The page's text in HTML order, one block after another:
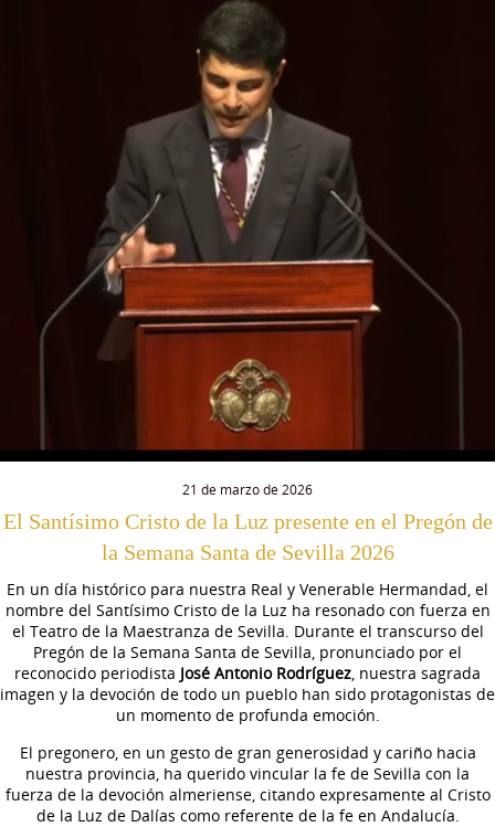
21 de marzo de 2026
El Santísimo Cristo de la Luz presente en el Pregón de
la Semana Santa de Sevilla 2026
En un día histórico para nuestra Real y Venerable Hermandad, el
nombre del Santísimo Cristo de la Luz ha resonado con fuerza en
el Teatro de la Maestranza de Sevilla. Durante el transcurso del
Pregón de la Semana Santa de Sevilla, pronunciado por el
reconocido periodista José Antonio Rodríguez, nuestra sagrada
imagen y la devoción de todo un pueblo han sido protagonistas de
un momento de profunda emoción.
El pregonero, en un gesto de gran generosidad y cariño hacia
nuestra provincia, ha querido vincular la fe de Sevilla con la
fuerza de la devoción almeriense, citando expresamente al Cristo
de la Luz de Dalías como referente de la fe en Andalucía.